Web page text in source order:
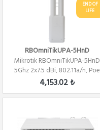
END OF
LIFE
RBOmniTikUPA-5HnD
Mikrotik RBOmniTikUPA-5HnD
5Ghz 2x7.5 dBi, 802.11a/n, Poe
Out, PT...
4,153.02 ₺